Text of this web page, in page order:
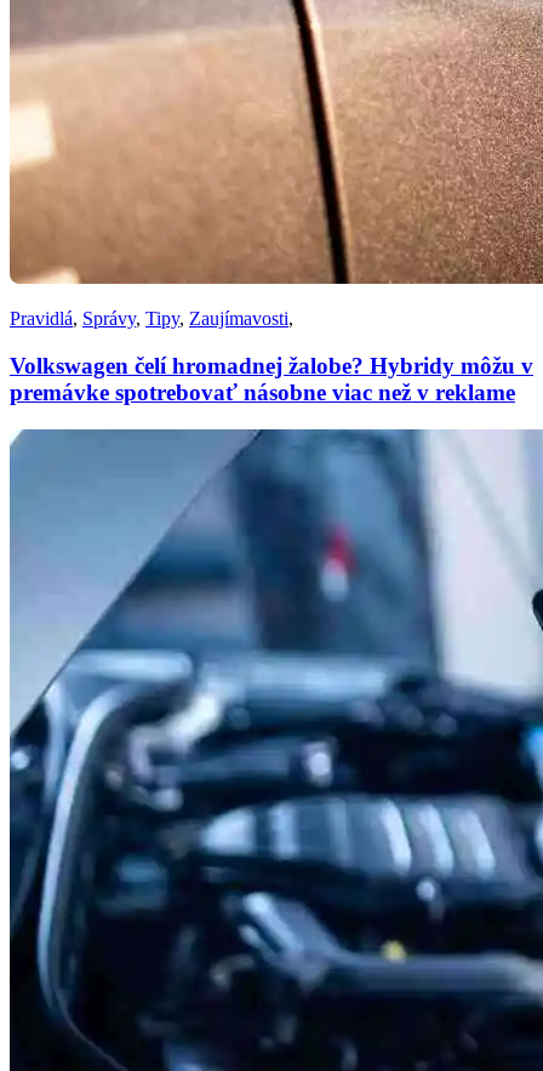
Pravidlá, Správy, Tipy, Zaujímavosti,
Volkswagen čelí hromadnej žalobe? Hybridy môžu v
premávke spotrebovať násobne viac než v reklame